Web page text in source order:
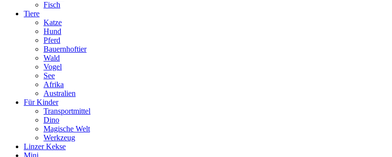
Fisch
Tiere
Katze
Hund
Pferd
Bauernhoftier
Wald
Vogel
See
Afrika
Australien
Für Kinder
Transportmittel
Dino
Magische Welt
Werkzeug
Linzer Kekse
Mini